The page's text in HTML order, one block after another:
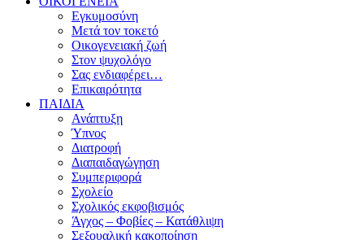
Εγκυμοσύνη
Μετά τον τοκετό
Οικογενειακή ζωή
Στον ψυχολόγο
Σας ενδιαφέρει…
Επικαιρότητα
ΠΑΙΔΙΑ
Ανάπτυξη
Ύπνος
Διατροφή
Διαπαιδαγώγηση
Συμπεριφορά
Σχολείο
Σχολικός εκφοβισμός
Άγχος – Φοβίες – Κατάθλιψη
Σεξουαλική κακοποίηση